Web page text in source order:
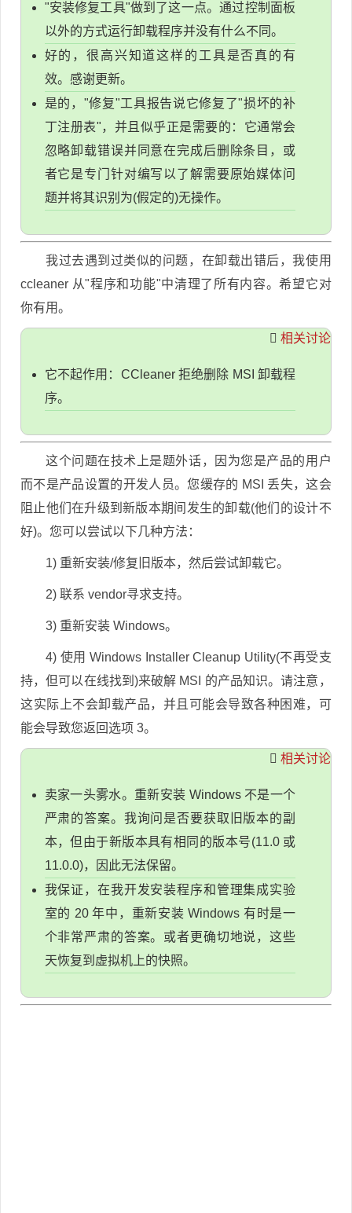
"安装修复工具"做到了这一点。通过控制面板
以外的方式运行卸载程序并没有什么不同。
好的，很高兴知道这样的工具是否真的有
效。感谢更新。
是的，"修复"工具报告说它修复了"损坏的补
丁注册表"，并且似乎正是需要的：它通常会
忽略卸载错误并同意在完成后删除条目，或
者它是专门针对编写以了解需要原始媒体问
题并将其识别为(假定的)无操作。
我过去遇到过类似的问题，在卸载出错后，我使用
ccleaner 从"程序和功能"中清理了所有内容。希望它对
你有用。
相关讨论
它不起作用：CCleaner 拒绝删除 MSI 卸载程
序。
这个问题在技术上是题外话，因为您是产品的用户
而不是产品设置的开发人员。您缓存的 MSI 丢失，这会
阻止他们在升级到新版本期间发生的卸载(他们的设计不
好)。您可以尝试以下几种方法：
1) 重新安装/修复旧版本，然后尝试卸载它。
2) 联系 vendor寻求支持。
3) 重新安装 Windows。
4) 使用 Windows Installer Cleanup Utility(不再受支
持，但可以在线找到)来破解 MSI 的产品知识。请注意，
这实际上不会卸载产品，并且可能会导致各种困难，可
能会导致您返回选项 3。
相关讨论
卖家一头雾水。重新安装 Windows 不是一个
严肃的答案。我询问是否要获取旧版本的副
本，但由于新版本具有相同的版本号(11.0 或
11.0.0)，因此无法保留。
我保证，在我开发安装程序和管理集成实验
室的 20 年中，重新安装 Windows 有时是一
个非常严肃的答案。或者更确切地说，这些
天恢复到虚拟机上的快照。